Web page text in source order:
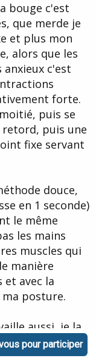
bouge c'est
que merde je
et plus mon
alors que les
c'est
forte.
puis se
puis une
fixe servant
douce,
en 1 seconde)
le même
les mains
muscles qui
manière
et avec la
posture.
aussi, je la
crâne, bouger
et ma
pour participer